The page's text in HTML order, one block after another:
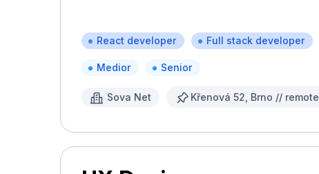
React developer Full stack developer
Medior Senior
Sova Net Křenová 52, Brno // remote